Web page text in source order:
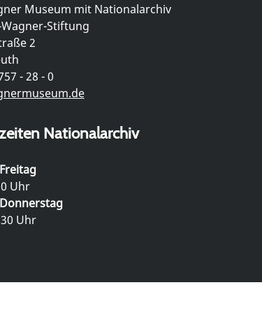
Museum mit Nationalarchiv
Stiftung
2
- 28 - 0
Nationalarchiv
Uhr
Uhr